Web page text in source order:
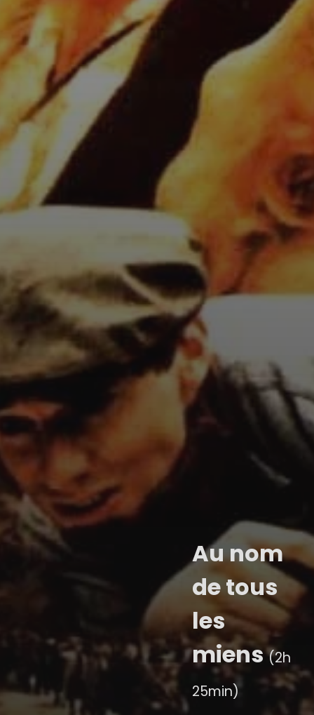
Au nom
de tous
les
miens(2h
25min)